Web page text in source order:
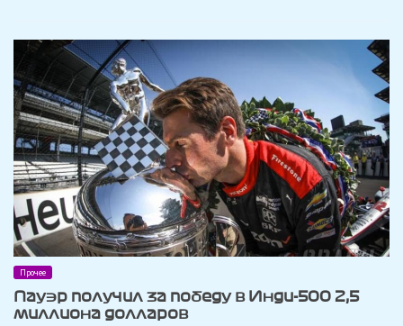
Индианаполисе,
Алонсо
последний
Прочее
Пауэр получил за победу в Инди-500 2,5
миллиона долларов